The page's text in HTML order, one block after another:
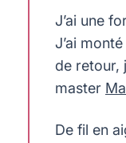
J’ai une
J’ai
de retour,
master
De fil en